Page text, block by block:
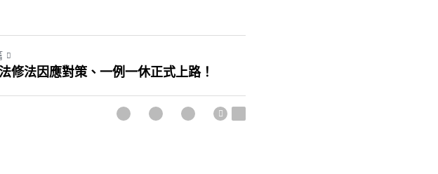
修法因應對策、一例一休正式上路！